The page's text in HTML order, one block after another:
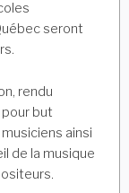
seront
rendu
but
ainsi
de la musique